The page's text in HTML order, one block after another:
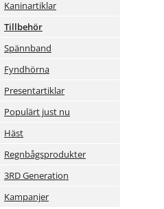
Kaninartiklar
Tillbehör
Spännband
Fyndhörna
Presentartiklar
Populärt just nu
Häst
Regnbågsprodukter
3RD Generation
Kampanjer